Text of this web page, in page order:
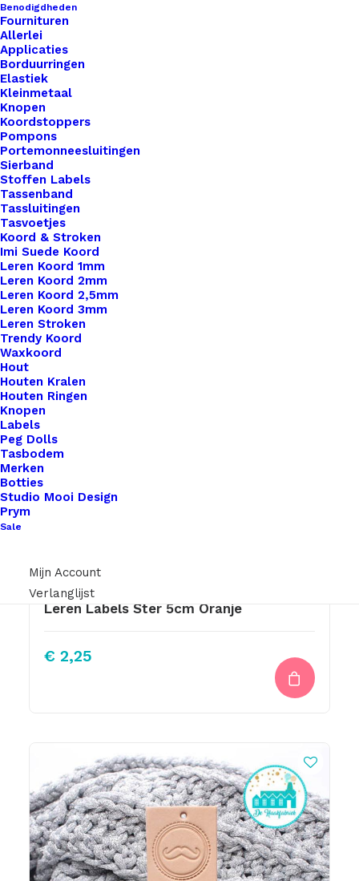
Benodigdheden
Fournituren
Allerlei
Applicaties
Borduurringen
Elastiek
Kleinmetaal
Knopen
Koordstoppers
Pompons
Portemonneesluitingen
Sierband
Stoffen Labels
Tassenband
Tassluitingen
Tasvoetjes
Koord & Stroken
Imi Suede Koord
Leren Koord 1mm
Leren Koord 2mm
Leren Koord 2,5mm
Leren Koord 3mm
Leren Stroken
Trendy Koord
Waxkoord
Hout
Houten Kralen
Houten Ringen
Knopen
Labels
Peg Dolls
Tasbodem
Merken
Botties
Studio Mooi Design
Prym
Sale
Mijn Account
Verlanglijst
Back
aantal
Binnen 1-3 werkdagen verzonden
Unieke en kwaliteitsproducten
Nog meer leuks!
Leren Labels Ster 5cm Oranje
€ 2,25